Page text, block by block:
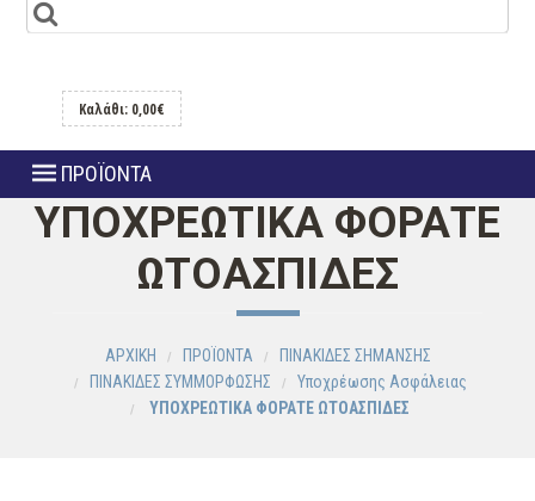
Καλάθι: 0,00€
ΠΡΟΪΟΝΤΑ
ΥΠΟΧΡΕΩΤΙΚΑ ΦΟΡΑΤΕ
ΩΤΟΑΣΠΙΔΕΣ
ΑΡΧΙΚΗ ΠΡΟΪΟΝΤΑ
ΠΙΝΑΚΙΔΕΣ ΣΗΜΑΝΣΗΣ
ΠΙΝΑΚΙΔΕΣ ΣΥΜΜΟΡΦΩΣΗΣ
Υποχρέωσης Ασφάλειας
ΥΠΟΧΡΕΩΤΙΚΑ ΦΟΡΑΤΕ ΩΤΟΑΣΠΙΔΕΣ